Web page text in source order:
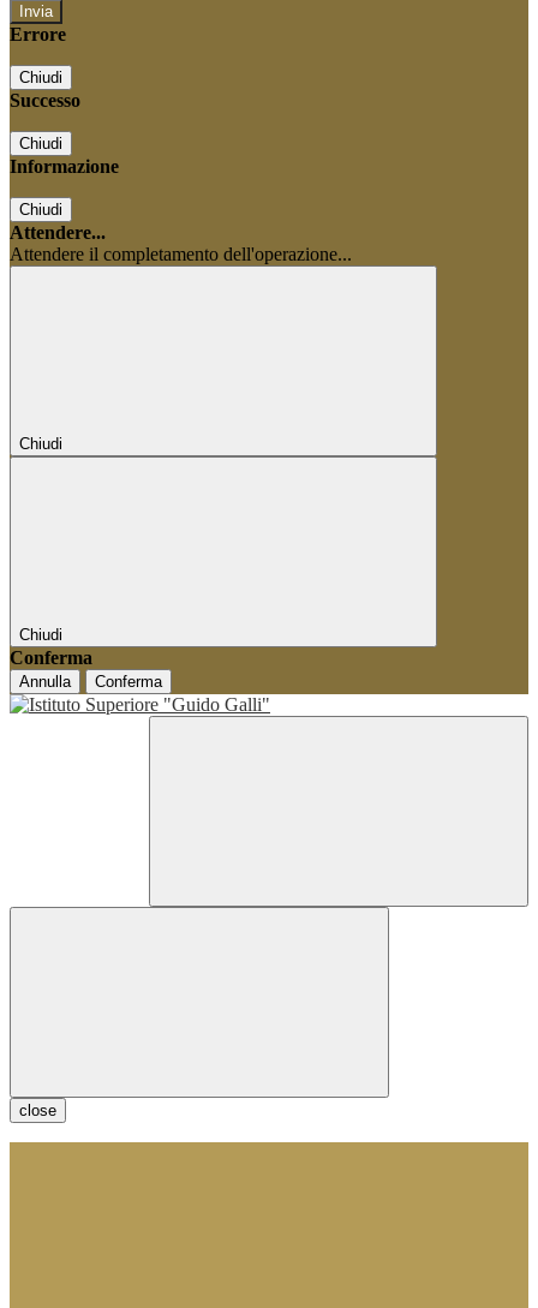
Errore
Chiudi
Successo
Chiudi
Informazione
Chiudi
Attendere...
Attendere il completamento dell'operazione...
Chiudi
Chiudi
Conferma
Annulla Conferma
close